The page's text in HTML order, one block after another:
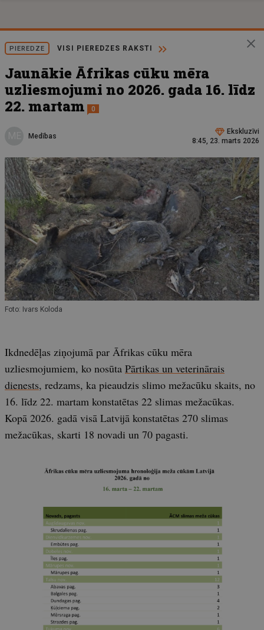
PIEREDZE VISI PIEREDZES RAKSTI
Jaunākie Āfrikas cūku mēra
uzliesmojumi no 2026. gada 16. līdz
22. martam
0
Medības
Ekskluzīvi
8:45, 23. marts 2026
Foto: Ivars Koloda
Ikdnedēļas ziņojumā par Āfrikas cūku mēra
uzliesmojumiem, ko nosūta Pārtikas un veterinārais
dienests, redzams, ka pieaudzis slimo mežacūku skaits, no
16. līdz 22. martam konstatētas 22 slimas mežacūkas.
Kopā 2026. gadā visā Latvijā konstatētas 270 slimas
mežacūkas, skarti 18 novadi un 70 pagasti.